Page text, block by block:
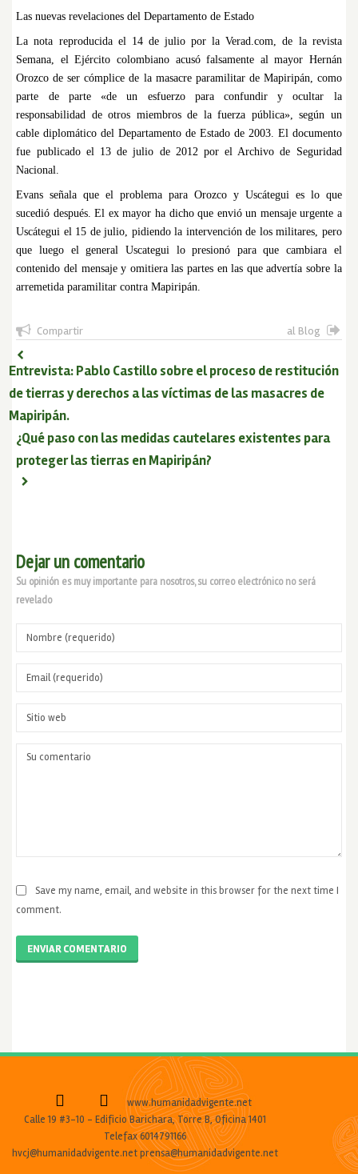
Las nuevas revelaciones del Departamento de Estado
La nota reproducida el 14 de julio por la Verad.com, de la revista
Semana, el Ejército colombiano acusó falsamente al mayor Hernán
Orozco de ser cómplice de la masacre paramilitar de Mapiripán, como
parte de parte «de un esfuerzo para confundir y ocultar la
responsabilidad de otros miembros de la fuerza pública», según un
cable diplomático del Departamento de Estado de 2003. El documento
fue publicado el 13 de julio de 2012 por el Archivo de Seguridad
Nacional.
Evans señala que el problema para Orozco y Uscátegui es lo que
sucedió después. El ex mayor ha dicho que envió un mensaje urgente a
Uscátegui el 15 de julio, pidiendo la intervención de los militares, pero
que luego el general Uscategui lo presionó para que cambiara el
contenido del mensaje y omitiera las partes en las que advertía sobre la
arremetida paramilitar contra Mapiripán.
Compartir al Blog
Entrevista: Pablo Castillo sobre el proceso de restitución
de tierras y derechos a las víctimas de las masacres de
Mapiripán.
¿Qué paso con las medidas cautelares existentes para
proteger las tierras en Mapiripán?
Dejar un comentario
Su opinión es muy importante para nosotros, su correo electrónico no será
revelado
Save my name, email, and website in this browser for the next time I
comment.
ENVIAR COMENTARIO
www.humanidadvigente.net
Calle 19 #3-10 - Edificio Barichara, Torre B, Oficina 1401
Telefax 6014791166
hvcj@humanidadvigente.net prensa@humanidadvigente.net